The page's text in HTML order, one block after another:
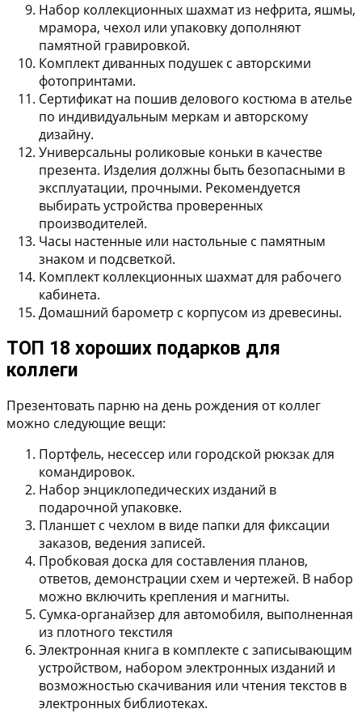
Набор коллекционных шахматиз нефрита, яшмы,
мрамора, чехол или упаковку дополняют
памятной гравировкой.
Комплект диванных подушек с авторскими
фотопринтами.
Сертификат на пошив делового костюма в ателье
по индивидуальным меркам и авторскому
дизайну.
Универсальны роликовые коньки в качестве
презента. Изделия должны быть безопасными в
эксплуатации, прочными. Рекомендуется
выбирать устройства проверенных
производителей.
Часы настенные или настольные с памятным
знаком и подсветкой.
Комплект коллекционных шахматдля рабочего
кабинета.
Домашний барометр с корпусом из древесины.
ТОП 18 хороших подарков для
коллеги
Презентовать парню на день рождения от коллег
можно следующие вещи:
Портфель, несессер или городской рюкзакдля
командировок.
Набор энциклопедических изданий в
подарочной упаковке.
Планшетс чехлом в виде папки для фиксации
заказов, ведения записей.
Пробковая доска для составления планов,
ответов, демонстрации схем и чертежей. В набор
можно включить крепления и магниты.
Сумка-органайзер для автомобиля, выполненная
из плотного текстиля
Электронная книга в комплекте с записывающим
устройством, набором электронных изданий и
возможностью скачивания или чтения текстов в
электронных библиотеках.